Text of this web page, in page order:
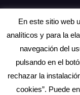
Copyright ©
En este sitio web
analíticos y para la
navegación del
pulsando en el
rechazar la
cookies”. Puede